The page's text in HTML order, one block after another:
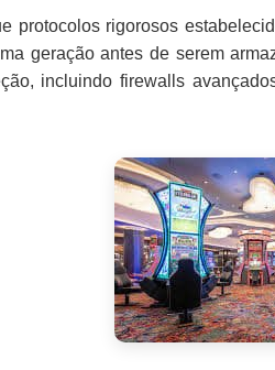
protocolos rigorosos
geração antes de serem
incluindo firewalls